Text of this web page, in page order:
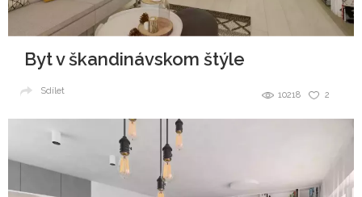
Byt v škandinávskom štýle
2
10218
Sdílet